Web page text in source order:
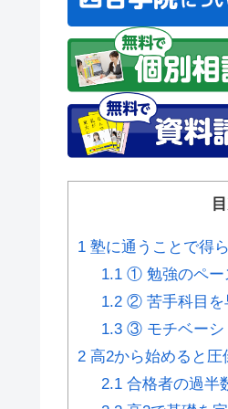
1 塾に通うことで得
1.1① 勉強のペー
1.2② 苦手科目を
1.3③ モチベーシ
2 高2から始めると圧
2.1合格者の過半